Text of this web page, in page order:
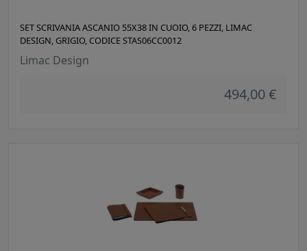
SET SCRIVANIA ASCANIO 55X38 IN CUOIO, 6 PEZZI, LIMAC
DESIGN, GRIGIO, CODICE STAS06CC0012
Limac Design
494,00 €